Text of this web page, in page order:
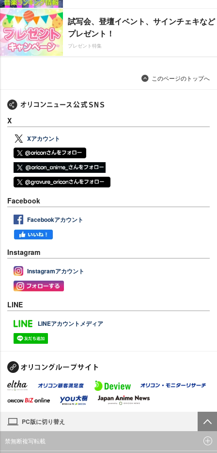
試写会、登壇イベント、サインチェキなど
プレゼント！
プレゼント特集
このページのトップへ
X
Xアカウント
Facebook
Facebookアカウント
Instagram
Instagramアカウント
LINE
LINEアカウントメディア
PC版に切り替え
禁無断複写転載